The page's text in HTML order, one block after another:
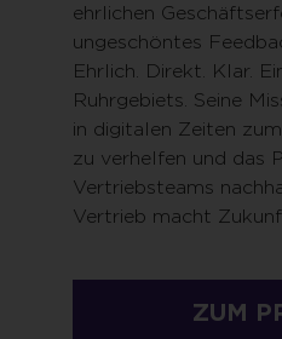
ehrlichen
ungeschöntes
Ehrlich. Direkt. Klar.
Ruhrgebiets. Seine
in digitalen Zeiten
zu verhelfen und das
Vertriebsteams
Vertrieb macht
ZUM